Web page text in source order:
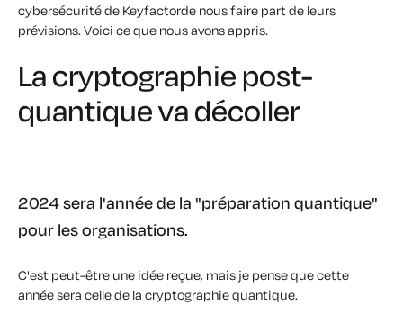
cybersécurité de Keyfactorde nous faire part de leurs
prévisions. Voici ce que nous avons appris.
La cryptographie post-
quantique va décoller
2024 sera l'année de la "préparation quantique"
pour les organisations.
C'est peut-être une idée reçue, mais je pense que cette
année sera celle de la cryptographie quantique.